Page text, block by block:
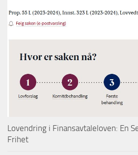
Lovendring i Finansavtaleloven: En
Frihet